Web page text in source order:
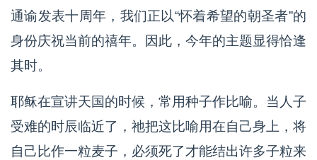
通谕发表十周年，我们正以“怀着希望的朝圣者”的
身份庆祝当前的禧年。因此，今年的主题显得恰逢
其时。
耶稣在宣讲天国的时候，常用种子作比喻。当人子
受难的时辰临近了，祂把这比喻用在自己身上，将
自己比作一粒麦子，必须死了才能结出许多子粒来